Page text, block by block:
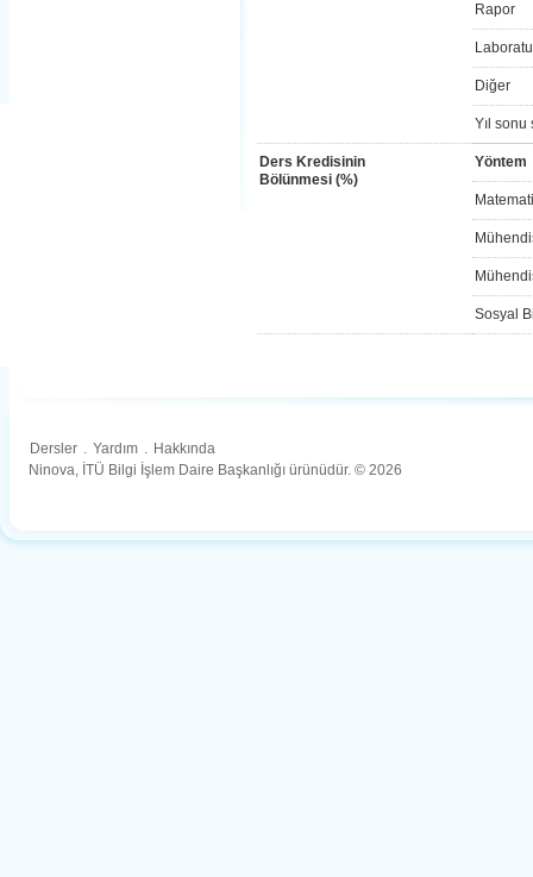
Rapor
Diğer
Yıl sonu
Ders Kredisinin
Bölünmesi (%)
Yöntem
Sosyal
Dersler . Yardım . Hakkında
Ninova, İTÜ Bilgi İşlem Daire Başkanlığı ürünüdür. © 2026